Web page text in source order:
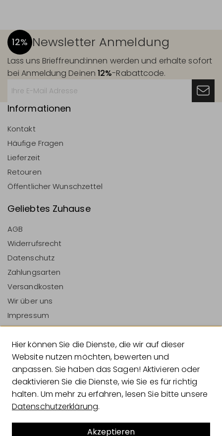
12% Newsletter Anmeldung
Lass uns Brieffreund:innen werden und erhalte sofort
bei Anmeldung Deinen12%-Rabattcode.
Informationen
Kontakt
Häufige Fragen
Lieferzeit
Retouren
Öffentlicher Wunschzettel
Geliebtes Zuhause
AGB
Widerrufsrecht
Datenschutz
Zahlungsarten
Versandkosten
Wir über uns
Impressum
Vertrag Widerrufen
Zahlungsarten
Versandarten
Hier können Sie die Dienste, die wir auf dieser
Website nutzen möchten, bewerten und
anpassen. Sie haben das Sagen! Aktivieren oder
deaktivieren Sie die Dienste, wie Sie es für richtig
halten. Um mehr zu erfahren, lesen Sie bitte unsere
Datenschutzerklärung.
Akzeptieren